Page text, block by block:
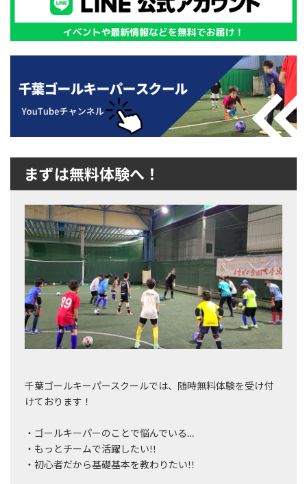
まずは無料体験へ！
千葉ゴールキーパースクールでは、随時無料体験を受け付
けております！
・ゴールキーパーのことで悩んでいる…
・もっとチームで活躍したい!!
・初心者だから基礎基本を教わりたい!!